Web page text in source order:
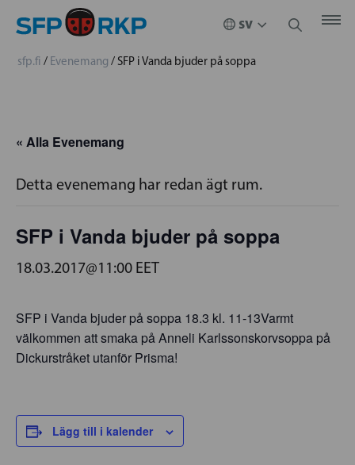
sfp.fi / Evenemang / SFP i Vanda bjuder på soppa
« Alla Evenemang
Detta evenemang har redan ägt rum.
SFP i Vanda bjuder på soppa
18.03.2017@11:00 EET
SFP i Vanda bjuder på soppa 18.3 kl. 11-13Varmt
välkommen att smaka på Anneli Karlssonskorvsoppa på
Dickurstråket utanför Prisma!
Lägg till i kalender